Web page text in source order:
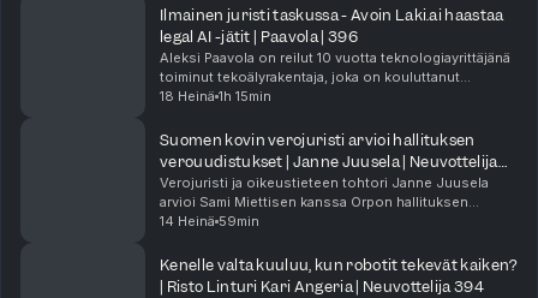
(55:00) Hallituksen suunnan merkitys
#neuvottelija Sisäpiirissä Kulttuurisota USA:ssa ja Suomessa
Katso Sisäpirijaksot ja tue Samia
https://www.youtube.com/channel/UCRI34L9OtDJuZpaWicbNXzg/join
näytti...
Ilmainen juristi taskussa - Avoin Laki.ai haastaa
legal AI -jätit | Paavola | 396
Aleksi Paavola on reilut 10 vuotta teknologiayrittäjänä
toiminut tekoälyrakentaja, joka on kouluttanut
kielimalleihin niin Googlen Euroopan tiimiä kuin
18 Heinä 1h 15min
Suomen kovin verojuristi arvioi hallituksen
verouudistukset | Janne Juusela | Neuvottelija
395
Verojuristi ja oikeustieteen tohtori Janne Juusela
arvioi Sami Miettisen kanssa Orpon hallituksen
veropäätökset huippujuristin ja investointipankkiirin
14 Heinä 59min
Kenelle valta kuuluu, kun robotit tekevät kaiken?
| Risto Linturi Kari Angeria | Neuvottelija 394